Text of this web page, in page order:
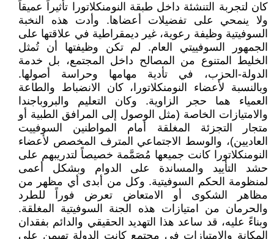
كان لتجربة التنشئة داخل طبقة النومنكلاتورا تأثيراً عميقاً
ولا ينمحي على تفضيلات أعضاها. وأدت هذه النخبة
السوفيتية وظيفة رعوية، غير ديمقراطية في علاقتها على
الجمهور السوفييتي العام. لم تكن وظيفتها أن تُمثل
الخليط المتنوع من المصالح داخل المجتمع، بل خدمة
الدولة-الحزب، في تأدية مهامها وحراسة أصولها.
وبالنسبة لأعضاء النومنكلاتورا، كان الانضباط والطاعة
العمياء هما حجر الزاوية. وكان التعليم والبروباجندا
والامتيازات الخاصة (مثل الوصول إلى المرافق الطبية أو
متجار التجزئة المغلقة أمام المواطنين السوفييت
العاديين)، والوسط الاجتماعي المترف المخصص لأعضاء
النومنكلاتورا كانت جميعها مُصَمَّمة خصيصاً لتدريبهم على
حشد التأييد والمساندة على الدوام وبشكل أعمى
لمنظومة الحكم السوفيتية. وكل من أبدى أي مظهر من
مظاهر الشكوى أو الامتعاض تعرض فوراً للطرد
والحرمان من امتيازات هذه الجنة السوفيتية المغلقة.
وبناءً عليه، قد ساعد هذا التهديد الحقيقي والدائم بفقدان
المكانة والامتيازات في مجتمع كانت الدولة تهيمن على